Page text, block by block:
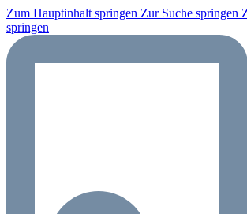
Zum Hauptinhalt springen Zur Suche springen
springen